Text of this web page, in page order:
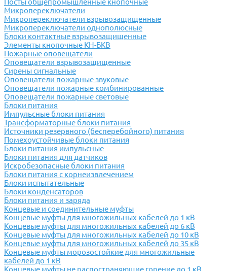
Посты общепромышленные кнопочные
Микропереключатели
Микропереключатели взрывозащищенные
Микропереключатели однополюсные
Блоки контактные взрывозащищенные
Элементы кнопочные КН-БКВ
Пожарные оповещатели
Оповещатели взрывозащищенные
Сирены сигнальные
Оповещатели пожарные звуковые
Оповещатели пожарные комбинированные
Оповещатели пожарные световые
Блоки питания
Импульсные блоки питания
Трансформаторные блоки питания
Источники резервного (бесперебойного) питания
Помехоустойчивые блоки питания
Блоки питания импульсные
Блоки питания для датчиков
Искробезопасные блоки питания
Блоки питания с корнеизвлечением
Блоки испытательные
Блоки конденсаторов
Блоки питания и заряда
Концевые и соединительные муфты
Концевые муфты для многожильных кабелей до 1 кВ
Концевые муфты для многожильных кабелей до 6 кВ
Концевые муфты для многожильных кабелей до 10 кВ
Концевые муфты для многожильных кабелей до 35 кВ
Концевые муфты морозостойкие для многожильные
кабелей до 1 кВ
Концевые муфты не распостраняющие горение до 1 кВ